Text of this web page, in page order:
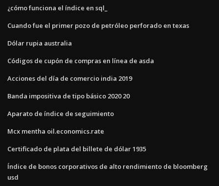
¿cómo funciona el índice en sql_
Cuando fue el primer pozo de petróleo perforado en texas
Dólar rupia australia
Códigos de cupón de compras en línea de asda
Acciones del día de comercio india 2019
Banda impositiva de tipo básico 2020 20
Aparato de índice de seguimiento
Mcx mentha oil.economics.rate
Certificado de plata del billete de dólar 1935
Índice de bonos corporativos de alto rendimiento de bloomberg
usd